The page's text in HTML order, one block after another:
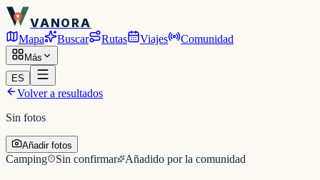
VANORA
Mapa Buscar Rutas Viajes Comunidad
Más
ES
Volver a resultados
Sin fotos
Añadir fotos
Camping Sin confirmar Añadido por la comunidad